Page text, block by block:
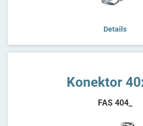
Details
Konektor
FAS 404_